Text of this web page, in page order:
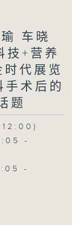
车晓
技+营养
代展览
术后的
题
-
-